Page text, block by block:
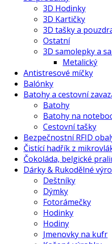
3D Hodinky
3D Kartičky
3D tašky a
Ostatní
3D samolepky a
Metalický
Antistresové míčky
Balónky
Batohy a cestovní
Batohy
Batohy na
Cestovní tašky
Bezpečnostní RFID
Čistící hadřík z
Čokoláda, belgické
Dárky & Rukodělné
Deštníky
Dýmky
Fotorámečky
Hodinky
Hodiny
Jmenovky na kufr